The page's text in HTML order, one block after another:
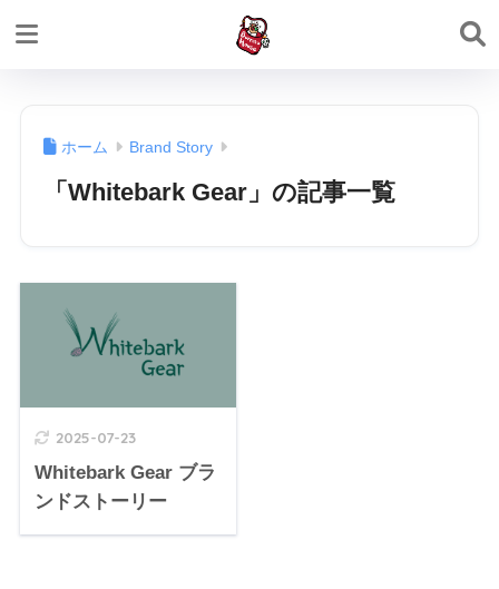
ホーム Brand Story
「Whitebark Gear」の記事一覧
2025-07-23
Whitebark Gear ブラ
ンドストーリー